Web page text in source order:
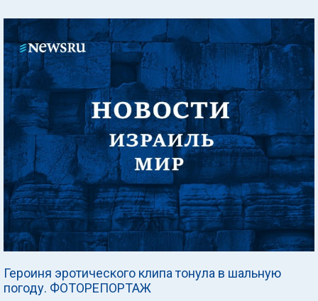
Героиня эротического клипа тонула в шальную
погоду. ФОТОРЕПОРТАЖ